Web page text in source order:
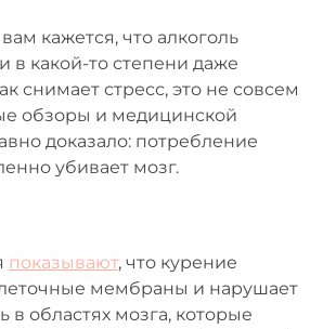
кажется, что алкоголь
в какой-то степени даже
снимает стресс, это не совсем
обзоры и медицинской
доказало: потребление
убивает мозг.
показывают, что курение
мембраны и нарушает
в областях мозга, которые